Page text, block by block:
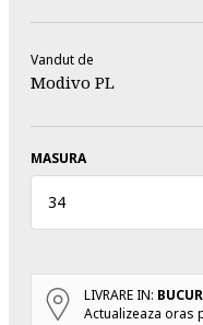
Vandut de
Modivo PL
MASURA
34
LIVRARE IN:
Actualizeaza oras